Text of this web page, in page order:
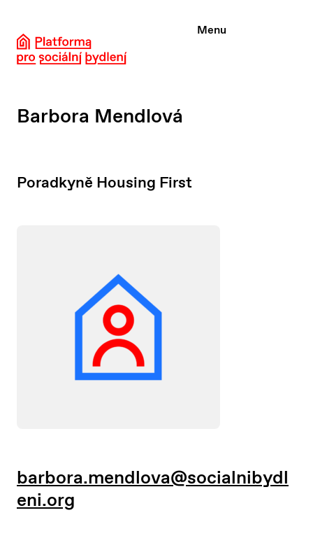
obsah
Menu
Barbora Mendlová
Poradkyně Housing First
barbora.mendlova@socialnibydl
eni.org